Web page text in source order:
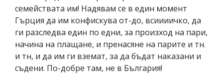
семействата им! Надявам се в един момент
Гърция да им конфискува от-до, всиииичко, да
ги разследва един по едни, за произход на пари,
начина на плащане, и пренасяне на парите и тн.
и тн, и да им ги вземат, за да бъдат наказани и
съдени. По-добре там, не в България!